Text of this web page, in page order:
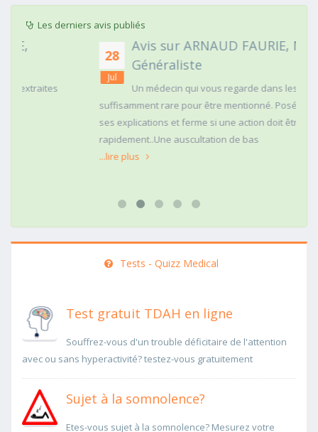
Les derniers avis publiés
Avis sur ARNAUD FAURIE, Médecin
Généraliste
Un médecin qui vous regarde dans les yeux c'est
suffisamment rare pour être mentionné. Posé,clair dans
ses explications et ferme si une action doit être menée
rapidement..Une auscultation de bas
Tests - Quizz Medical
Test gratuit TDAH en ligne
Souffrez-vous d'un trouble déficitaire de l'attention
avec ou sans hyperactivité? testez-vous gratuitement
Sujet à la somnolence?
Etes-vous sujet à la somnolence? Mesurez votre